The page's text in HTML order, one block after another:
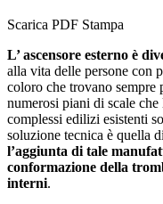
Scarica PDF Stampa
L’ ascensore esterno è
alla vita delle persone con
coloro che trovano sempre
numerosi piani di scale
complessi edilizi esistenti
soluzione tecnica è quella
l’aggiunta di tale
conformazione della
interni.